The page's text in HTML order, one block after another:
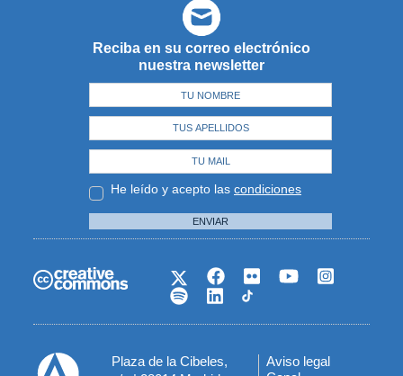
Reciba en su correo electrónico
nuestra newsletter
He leído y acepto las condiciones
ENVIAR
Plaza de la Cibeles,
Aviso legal